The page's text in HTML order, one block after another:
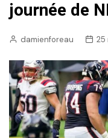
journée de
damienforeau 25